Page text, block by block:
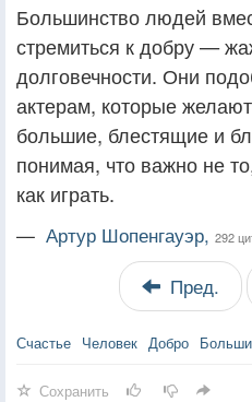
Большинство людей
стремиться к добру —
долговечности. Они
актерам, которые
большие, блестящие и
понимая, что важно не
как играть.
— Артур Шопенгауэр, 292
Пред.
Счастье Человек Добро
Сохранить